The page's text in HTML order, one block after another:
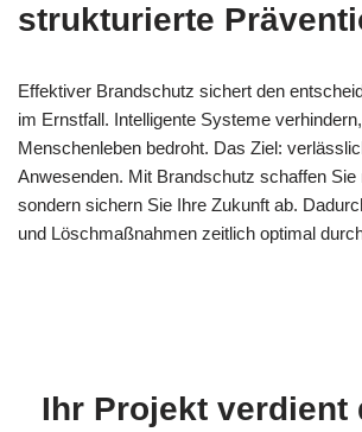
strukturierte
Effektiver Brandschutz sichert den
im Ernstfall. Intelligente Systeme
Menschenleben bedroht. Das Ziel:
Anwesenden. Mit Brandschutz schaffen Sie
sondern sichern Sie Ihre Zukunft ab.
und Löschmaßnahmen zeitlich optimal
Ihr Projekt verdient